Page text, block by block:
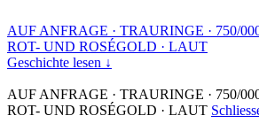
AUF ANFRAGE · TRAURINGE · 750/
ROT- UND ROSÉGOLD · LAUT
Geschichte lesen ↓
AUF ANFRAGE · TRAURINGE · 750/
ROT- UND ROSÉGOLD · LAUT